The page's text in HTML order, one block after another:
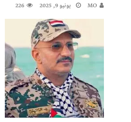
MO يونيو 9, 2025 226